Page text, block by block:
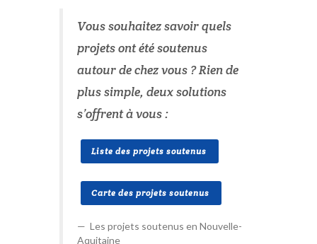
Vous souhaitez savoir quels
projets ont été soutenus
autour de chez vous ? Rien de
plus simple, deux solutions
s’offrent à vous :
Liste des projets soutenus
Carte des projets soutenus
Les projets soutenus en Nouvelle-
Aquitaine